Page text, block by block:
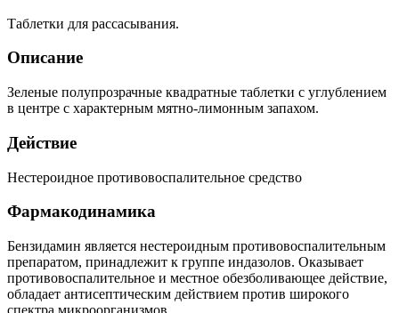
Таблетки для рассасывания.
Описание
Зеленые полупрозрачные квадратные таблетки с углублением
в центре с характерным мятно-лимонным запахом.
Действие
Нестероидное противовоспалительное средство
Фармакодинамика
Бензидамин является нестероидным противовоспалительным
препаратом, принадлежит к группе индазолов. Оказывает
противовоспалительное и местное обезболивающее действие,
обладает антисептическим действием против широкого
спектра микроорганизмов.